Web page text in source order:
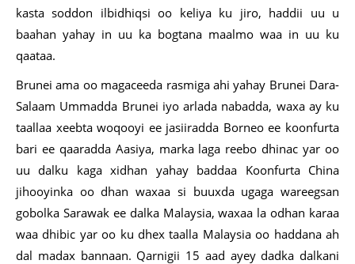
kasta soddon ilbidhiqsi oo keliya ku jiro, haddii uu u
baahan yahay in uu ka bogtana maalmo waa in uu ku
qaataa.
Brunei ama oo magaceeda rasmiga ahi yahay Brunei Dara-
Salaam Ummadda Brunei iyo arlada nabadda, waxa ay ku
taallaa xeebta woqooyi ee jasiiradda Borneo ee koonfurta
bari ee qaaradda Aasiya, marka laga reebo dhinac yar oo
uu dalku kaga xidhan yahay baddaa Koonfurta China
jihooyinka oo dhan waxaa si buuxda ugaga wareegsan
gobolka Sarawak ee dalka Malaysia, waxaa la odhan karaa
waa dhibic yar oo ku dhex taalla Malaysia oo haddana ah
dal madax bannaan. Qarnigii 15 aad ayey dadka dalkani